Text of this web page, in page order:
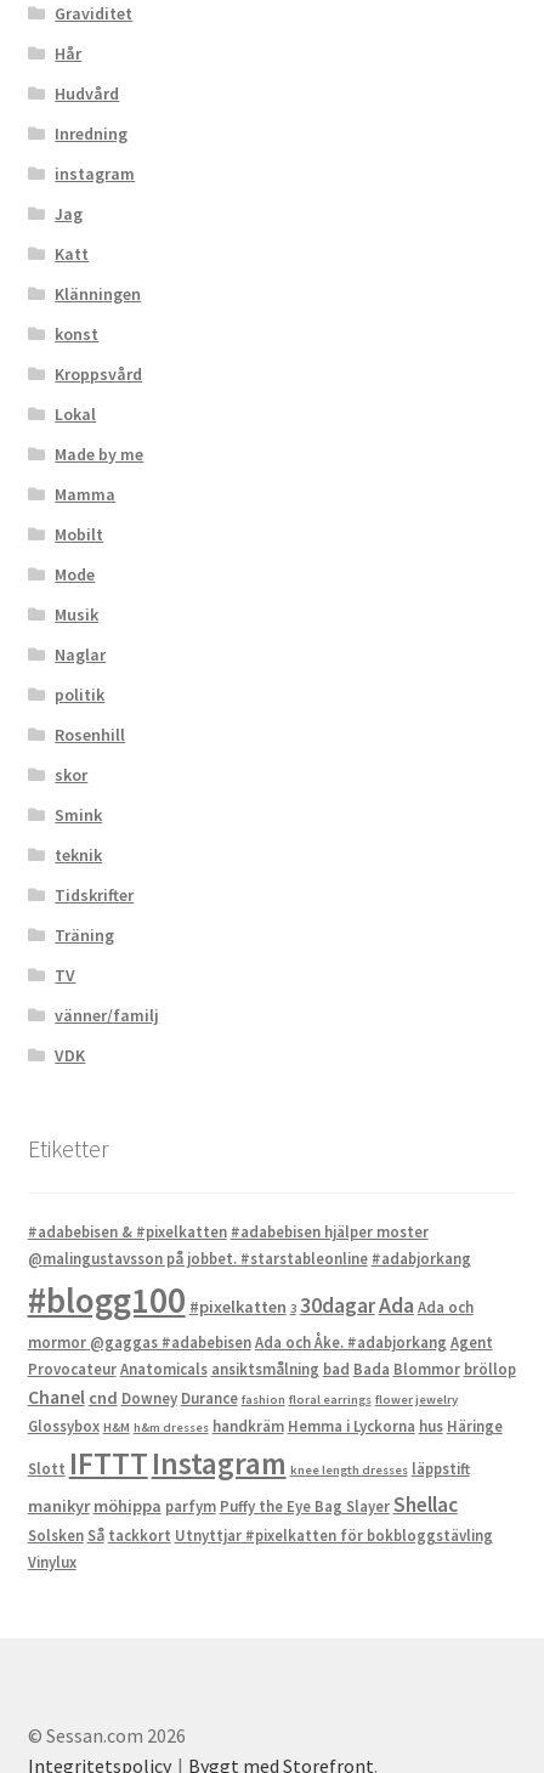
Graviditet
Hår
Hudvård
Inredning
instagram
Jag
Katt
Klänningen
konst
Kroppsvård
Lokal
Made by me
Mamma
Mobilt
Mode
Musik
Naglar
politik
Rosenhill
skor
Smink
teknik
Tidskrifter
Träning
TV
vänner/familj
VDK
Etiketter
#adabebisen & #pixelkatten #adabebisen hjälper moster
@malingustavsson på jobbet. #starstableonline #adabjorkang
#blogg100 #pixelkatten 3 30dagarAda Ada och
mormor @gaggas #adabebisenAda och Åke. #adabjorkang Agent
ProvocateurAnatomicals ansiktsmålning bad Bada Blommor bröllop
Chanel cnd Downey Durance fashion floral earrings flower jewelry
Glossybox H&M h&m dresses handkräm Hemma i Lyckorna hus Häringe
Slott IFTTTInstagram knee length dresses läppstift
manikyr möhippa parfym Puffy the Eye Bag SlayerShellac
Solsken Så tackkort Utnyttjar #pixelkatten för bokbloggstävling
Vinylux
© Sessan.com 2026
Integritetspolicy
Byggt med Storefront.